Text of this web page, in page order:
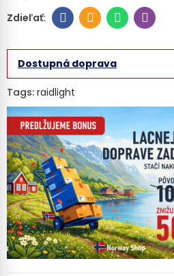
Dostupná doprava
Tags: raidlight